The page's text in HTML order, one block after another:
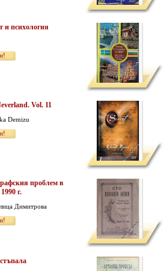
и психология
Vol. 11
Demizu
проблем в
г.
Димитрова